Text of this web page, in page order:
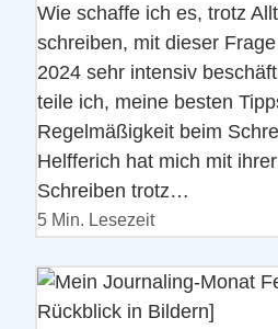
Wie schaffe ich es, trotz
schreiben, mit dieser
2024 sehr intensiv
teile ich, meine besten
Regelmäßigkeit beim
Helfferich hat mich mit
Schreiben trotz…
5 Min. Lesezeit